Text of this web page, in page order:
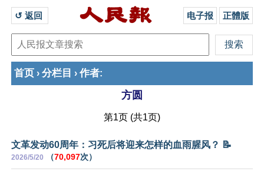
↺ 返回 电子报 正體版
首页 › 分栏目 › 作者:
方圆
第1页 (共1页)
文革发动60周年：习死后将迎来怎样的血雨腥风？ 📝
2026/5/20 （70,097次）